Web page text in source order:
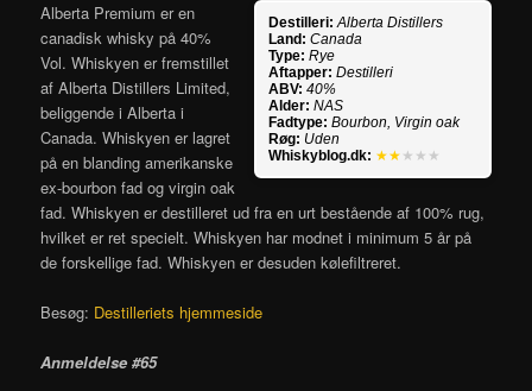
Destilleri: Alberta Distillers
Land: Canada
Type: Rye
Aftapper: Destilleri
ABV: 40%
Alder: NAS
Fadtype: Bourbon, Virgin oak
Røg: Uden
Whiskyblog.dk: ★★ ★★★
Alberta Premium er en
canadisk whisky på 40%
Vol. Whiskyen er fremstillet
af Alberta Distillers Limited,
beliggende i Alberta i
Canada. Whiskyen er lagret
på en blanding amerikanske
ex-bourbon fad og virgin oak
fad. Whiskyen er destilleret ud fra en urt bestående af 100% rug,
hvilket er ret specielt. Whiskyen har modnet i minimum 5 år på
de forskellige fad. Whiskyen er desuden kølefiltreret.
Besøg: Destilleriets hjemmeside
Anmeldelse #65